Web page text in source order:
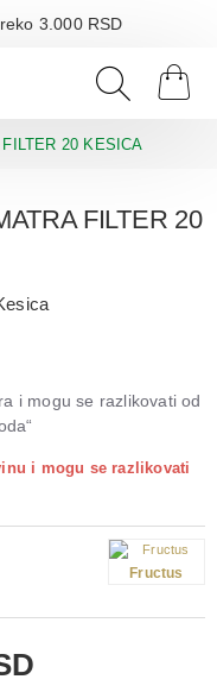
3.000 RSD
20 KESICA
FILTER 20
i mogu se razlikovati od
i mogu se razlikovati
Fructus